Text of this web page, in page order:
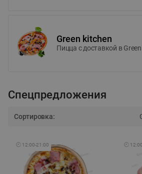
Green kitchen
Пицца c доставкой в Green
Спецпредложения
Сортировка:
🕘 12:00-21:00 🕘 12:00